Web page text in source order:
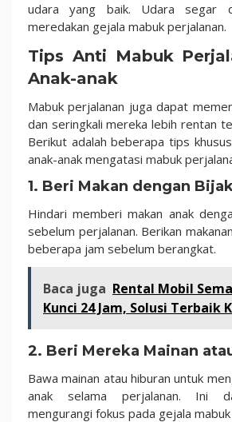
udara yang baik. Udara segar
meredakan gejala mabuk perjalanan.
Tips Anti Mabuk
Anak-anak
Mabuk perjalanan juga dapat
dan seringkali mereka lebih rentan
Berikut adalah beberapa tips
anak-anak mengatasi mabuk
1. Beri Makan dengan
Hindari memberi makan anak
sebelum perjalanan. Berikan
beberapa jam sebelum berangkat.
Baca juga Rental Mobil
Kunci 24 Jam, Solusi Terbaik
2. Beri Mereka Mainan
Bawa mainan atau hiburan untuk
anak selama perjalanan. Ini
mengurangi fokus pada gejala